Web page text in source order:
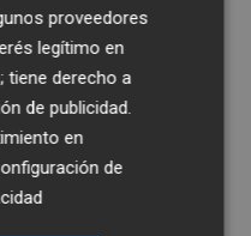
demuestra que
hoy mejor
ha
primero y
y Empresa,
proveedores
legítimo en
tiene derecho a
de publicidad
en
de